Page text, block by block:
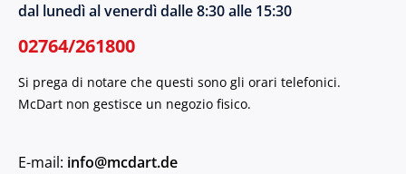
dal lunedì al venerdì dalle 8:30 alle 15:30
02764/261800
Si prega di notare che questi sono gli orari telefonici.
McDart non gestisce un negozio fisico.
E-mail: info@mcdart.de